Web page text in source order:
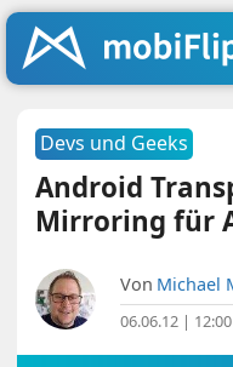
Devs und Geeks
Android
Mirroring für
Von Michael
06.06.12 |